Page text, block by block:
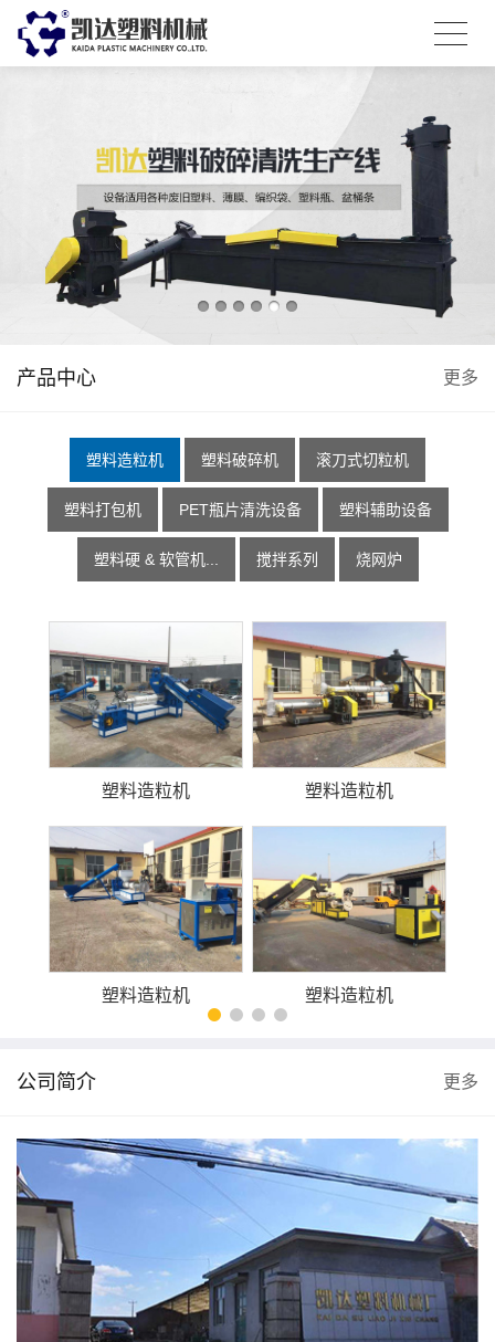
产品中心 更多
塑料造粒机 塑料破碎机 滚刀式切粒机
塑料打包机 PET瓶片清洗设备 塑料辅助设备
塑料硬 & 软管机... 搅拌系列 烧网炉
塑料造粒机 塑料造粒机
塑料造粒机 塑料造粒机
公司简介 更多